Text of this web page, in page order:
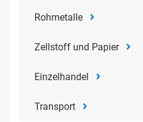
Rohmetalle
Zellstoff und Papier
Einzelhandel
Transport